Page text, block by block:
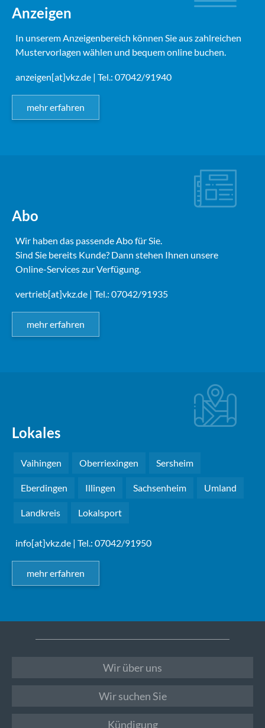
Anzeigen
In unserem Anzeigenbereich können Sie aus zahlreichen
Mustervorlagen wählen und bequem online buchen.
anzeigen[at]vkz.de | Tel.: 07042/91940
mehr erfahren
Abo
Wir haben das passende Abo für Sie.
Sind Sie bereits Kunde? Dann stehen Ihnen unsere
Online-Services zur Verfügung.
vertrieb[at]vkz.de | Tel.: 07042/91935
mehr erfahren
Lokales
Vaihingen Oberriexingen Sersheim
Eberdingen Illingen Sachsenheim Umland
Landkreis Lokalsport
info[at]vkz.de | Tel.: 07042/91950
mehr erfahren
Wir über uns
Wir suchen Sie
Kündigung